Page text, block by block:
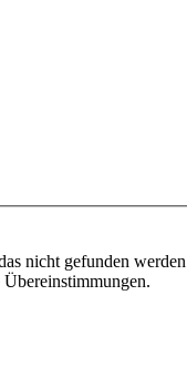
nicht gefunden